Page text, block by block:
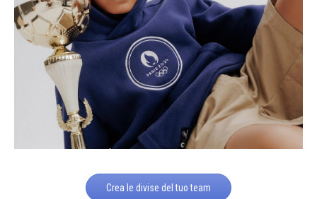
Crea le divise del tuo team